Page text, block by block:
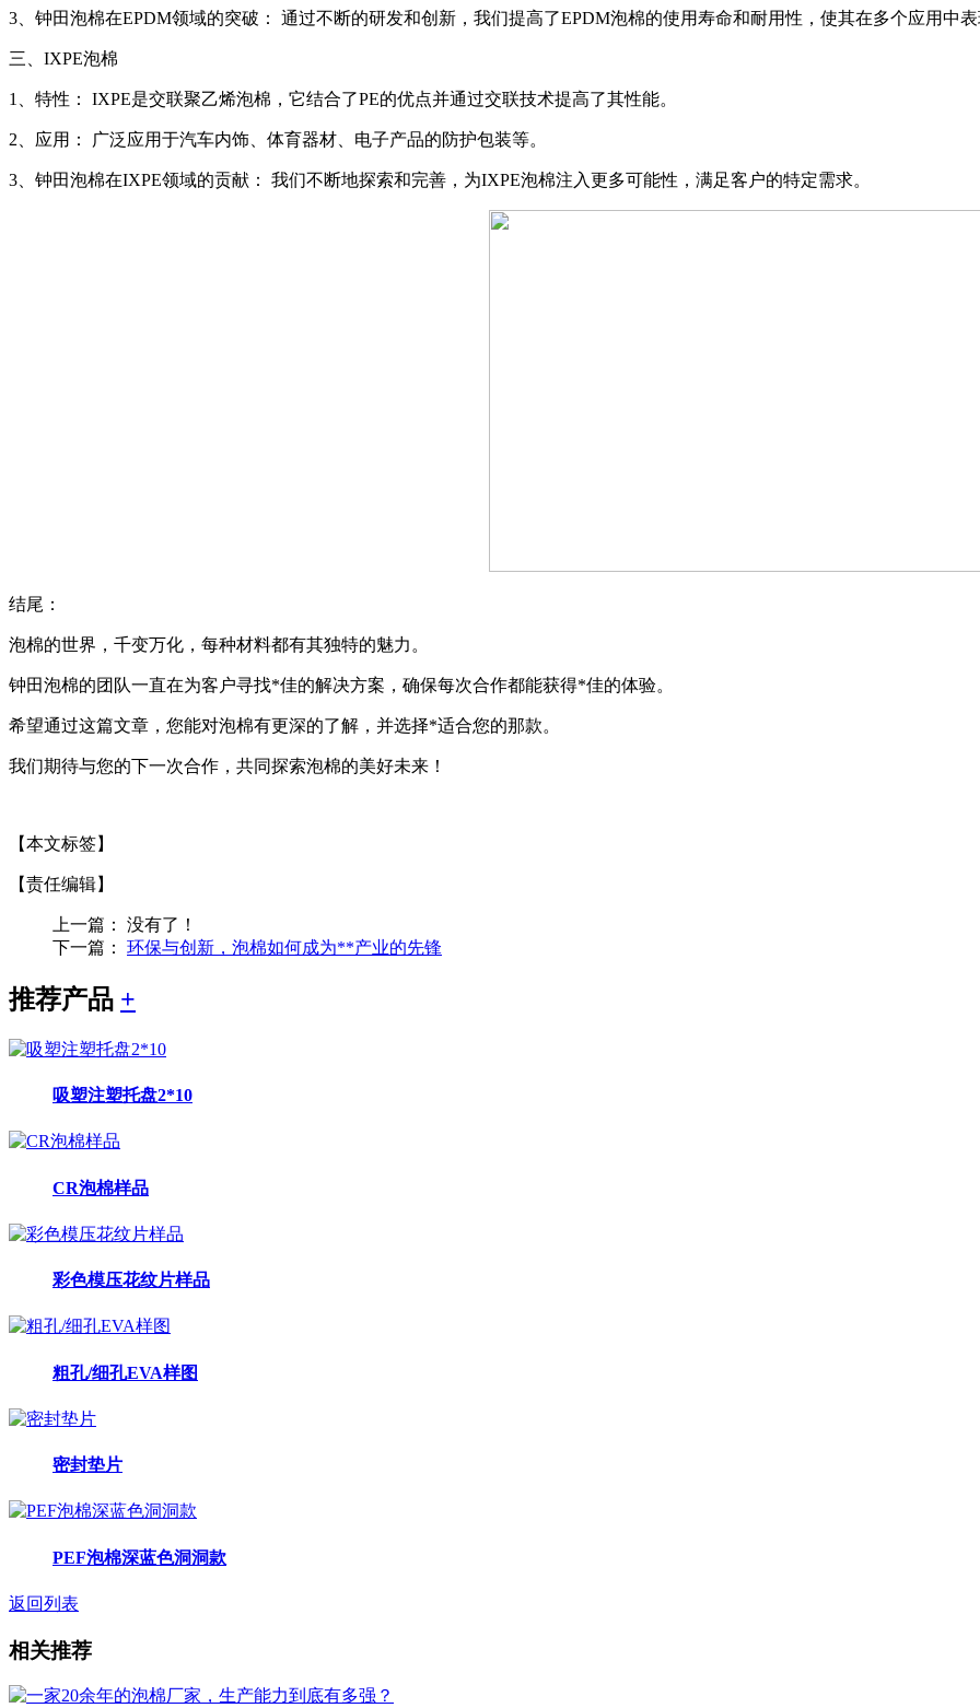
3、钟田泡棉在EPDM领域的突破： 通过不断的研发和创新，我们提高了EPDM泡棉的使用寿命和耐用性，使其在多个应用中表
三、IXPE泡棉
1、特性： IXPE是交联聚乙烯泡棉，它结合了PE的优点并通过交联技术提高了其性能。
2、应用： 广泛应用于汽车内饰、体育器材、电子产品的防护包装等。
3、钟田泡棉在IXPE领域的贡献： 我们不断地探索和完善，为IXPE泡棉注入更多可能性，满足客户的特定需求。
结尾：
泡棉的世界，千变万化，每种材料都有其独特的魅力。
钟田泡棉的团队一直在为客户寻找*佳的解决方案，确保每次合作都能获得*佳的体验。
希望通过这篇文章，您能对泡棉有更深的了解，并选择*适合您的那款。
我们期待与您的下一次合作，共同探索泡棉的美好未来！
【本文标签】
【责任编辑】
上一篇：
没有了！
下一篇：
环保与创新，泡棉如何成为**产业的先锋
推荐产品 +
吸塑注塑托盘2*10
CR泡棉样品
彩色模压花纹片样品
粗孔/细孔EVA样图
密封垫片
PEF泡棉深蓝色洞洞款
返回列表
相关推荐